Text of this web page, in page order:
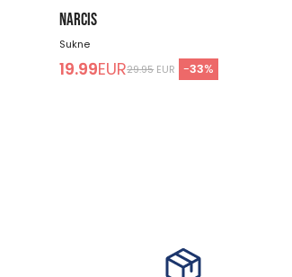
NARCIS
Sukne
19.99EUR29.95 EUR -33%